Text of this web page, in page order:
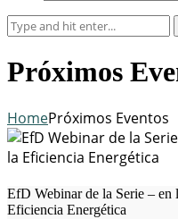
Search
Próximos
HomePróximos Eventos
EfD Webinar de la Serie – en
Eficiencia Energética